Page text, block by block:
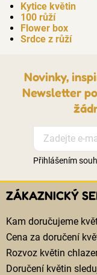
Kytice květin
100 růží
Flower box
Srdce z růží
Novinky,
Newsletter
Přihlášením
ZÁKAZNICKÝ
Kam doručujeme
Cena za doručení
Rozvoz květin
Doručení květin